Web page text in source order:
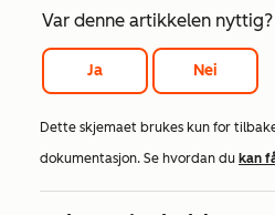
Var denne artikkelen nyttig?
Ja Nei
Dette skjemaet brukes kun for
dokumentasjon. Se hvordan du kan